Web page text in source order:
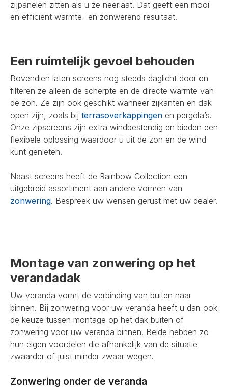
zijpanelen zitten als u ze neerlaat. Dat geeft een mooi
en efficiënt warmte- en zonwerend resultaat.
Een ruimtelijk gevoel behouden
Bovendien laten screens nog steeds daglicht door en
filteren ze alleen de scherpte en de directe warmte van
de zon. Ze zijn ook geschikt wanneer zijkanten en dak
open zijn, zoals bij terrasoverkappingen en pergola’s.
Onze zipscreens zijn extra windbestendig en bieden een
flexibele oplossing waardoor u uit de zon en de wind
kunt genieten.
Naast screens heeft de Rainbow Collection een
uitgebreid assortiment aan andere vormen van
zonwering. Bespreek uw wensen gerust met uw dealer.
Montage van zonwering op het
verandadak
Uw veranda vormt de verbinding van buiten naar
binnen. Bij zonwering voor uw veranda heeft u dan ook
de keuze tussen montage op het dak buiten of
zonwering voor uw veranda binnen. Beide hebben zo
hun eigen voordelen die afhankelijk van de situatie
zwaarder of juist minder zwaar wegen.
Zonwering onder de veranda